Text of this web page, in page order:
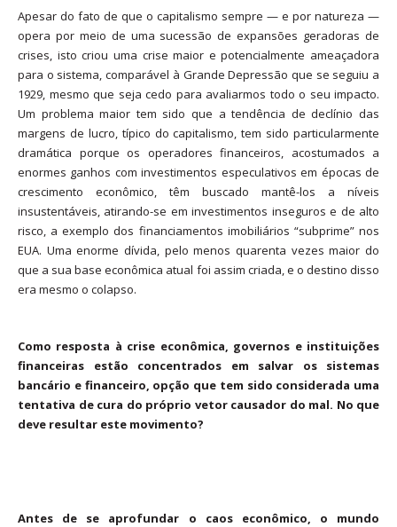
Apesar do fato de que o capitalismo sempre — e por natureza —
opera por meio de uma sucessão de expansões geradoras de
crises, isto criou uma crise maior e potencialmente ameaçadora
para o sistema, comparável à Grande Depressão que se seguiu a
1929, mesmo que seja cedo para avaliarmos todo o seu impacto.
Um problema maior tem sido que a tendência de declínio das
margens de lucro, típico do capitalismo, tem sido particularmente
dramática porque os operadores financeiros, acostumados a
enormes ganhos com investimentos especulativos em épocas de
crescimento econômico, têm buscado mantê-los a níveis
insustentáveis, atirando-se em investimentos inseguros e de alto
risco, a exemplo dos financiamentos imobiliários “subprime” nos
EUA. Uma enorme dívida, pelo menos quarenta vezes maior do
que a sua base econômica atual foi assim criada, e o destino disso
era mesmo o colapso.
Como resposta à crise econômica, governos e instituições
financeiras estão concentrados em salvar os sistemas
bancário e financeiro, opção que tem sido considerada uma
tentativa de cura do próprio vetor causador do mal. No que
deve resultar este movimento?
Antes de se aprofundar o caos econômico, o mundo